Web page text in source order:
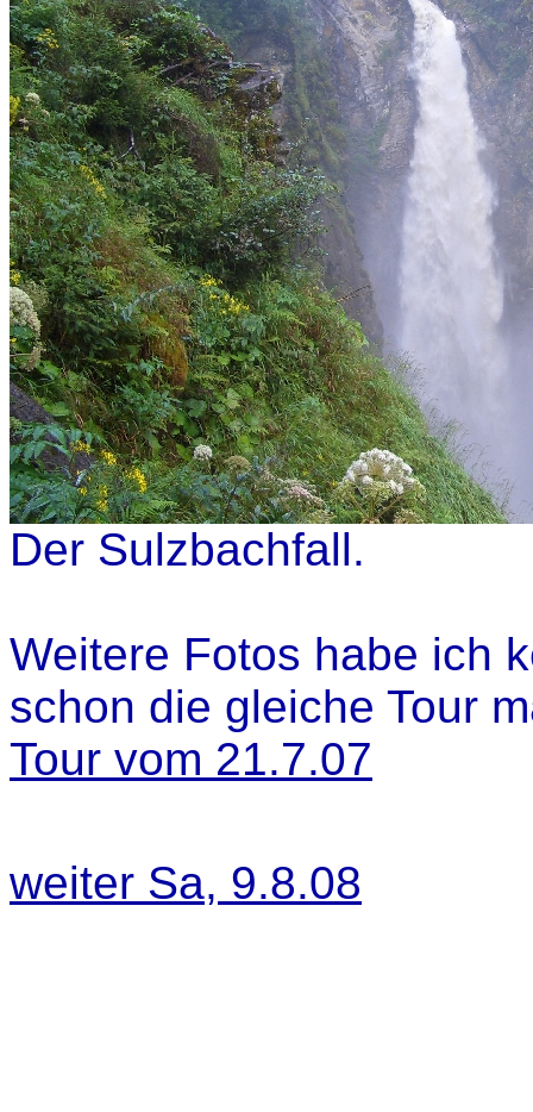
Der Sulzbachfall.
Weitere Fotos habe ich
schon die gleiche Tour
Tour vom 21.7.07
weiter Sa, 9.8.08